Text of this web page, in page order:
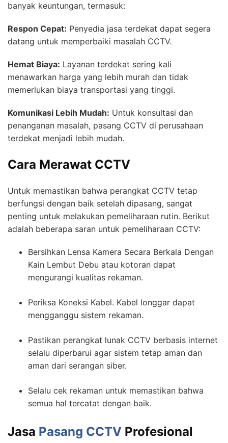
banyak keuntungan, termasuk:
Respon Cepat: Penyedia jasa terdekat dapat segera
datang untuk memperbaiki masalah CCTV.
Hemat Biaya: Layanan terdekat sering kali
menawarkan harga yang lebih murah dan tidak
memerlukan biaya transportasi yang tinggi.
Komunikasi Lebih Mudah: Untuk konsultasi dan
penanganan masalah, pasang CCTV di perusahaan
terdekat menjadi lebih mudah.
Cara Merawat CCTV
Untuk memastikan bahwa perangkat CCTV tetap
berfungsi dengan baik setelah dipasang, sangat
penting untuk melakukan pemeliharaan rutin. Berikut
adalah beberapa saran untuk pemeliharaan CCTV:
Bersihkan Lensa Kamera Secara Berkala Dengan
Kain Lembut Debu atau kotoran dapat
mengurangi kualitas rekaman.
Periksa Koneksi Kabel. Kabel longgar dapat
mengganggu sistem rekaman.
Pastikan perangkat lunak CCTV berbasis internet
selalu diperbarui agar sistem tetap aman dan
aman dari serangan siber.
Selalu cek rekaman untuk memastikan bahwa
semua hal tercatat dengan baik.
Jasa Pasang CCTV Profesional